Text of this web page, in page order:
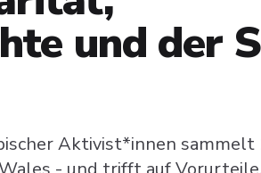
und der
Aktivist*innen sammelt